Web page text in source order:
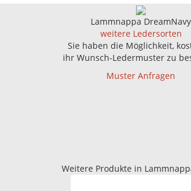
Lammnappa DreamNavy
weitere Ledersorten
Sie haben die Möglichkeit,
ihr Wunsch-Ledermuster zu
Muster Anfragen
Weitere Produkte in